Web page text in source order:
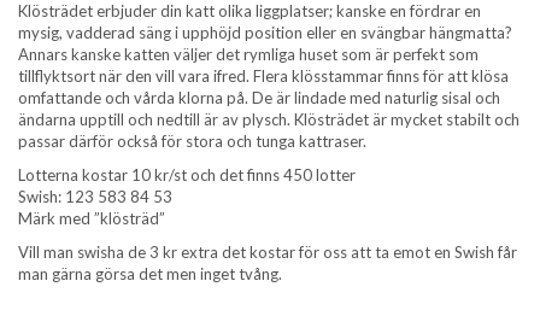
Klösträdet erbjuder din katt olika liggplatser; kanske en fördrar en
mysig, vadderad säng i upphöjd position eller en svängbar hängmatta?
Annars kanske katten väljer det rymliga huset som är perfekt som
tillflyktsort när den vill vara ifred. Flera klösstammar finns för att klösa
omfattande och vårda klorna på. De är lindade med naturlig sisal och
ändarna upptill och nedtill är av plysch. Klösträdet är mycket stabilt och
passar därför också för stora och tunga kattraser.
Lotterna kostar 10 kr/st och det finns 450 lotter
Swish: 123 583 84 53
Märk med ”klösträd”
Vill man swisha de 3 kr extra det kostar för oss att ta emot en Swish får
man gärna görsa det men inget tvång.